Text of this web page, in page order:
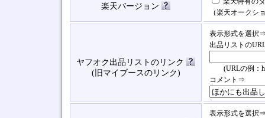
楽天バージョン
（楽天オークシ
ヤフオク出品リストのリンク
(旧マイブースのリンク)
表示形式を選択
出品リストの
(URLの例：
コメント⇒
表示形式を選択